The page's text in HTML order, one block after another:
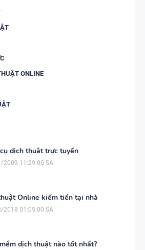
ONLINE
dịch thuật trực tuyến
2009 11:29:00 SA
Online kiếm tiền tại nhà
2018 01:05:00 SA
dịch thuật nào tốt nhất?